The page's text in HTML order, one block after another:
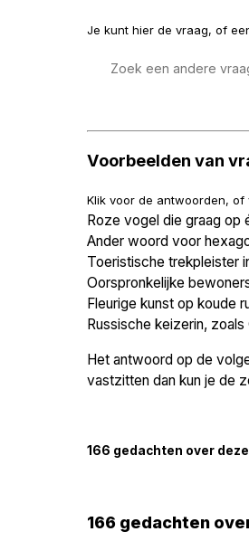
Je kunt hier de vraag, of
Voorbeelden van
Klik voor de antwoorden,
Roze vogel die graag op
Ander woord voor
Toeristische trekpleister
Oorspronkelijke
Fleurige kunst op koude
Russische keizerin, zoals
Het antwoord op de
vastzitten dan kun je de
166 gedachten over
166 gedachten